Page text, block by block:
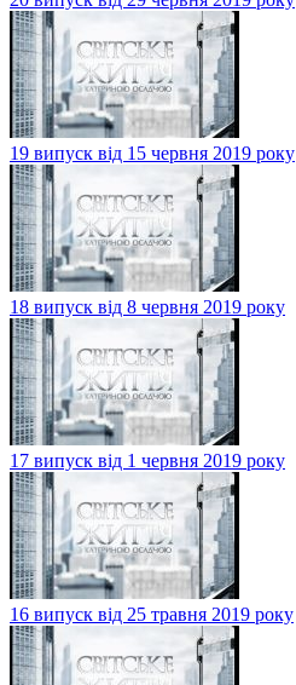
19 випуск від 15 червня 2019 року
18 випуск від 8 червня 2019 року
17 випуск від 1 червня 2019 року
16 випуск від 25 травня 2019 року